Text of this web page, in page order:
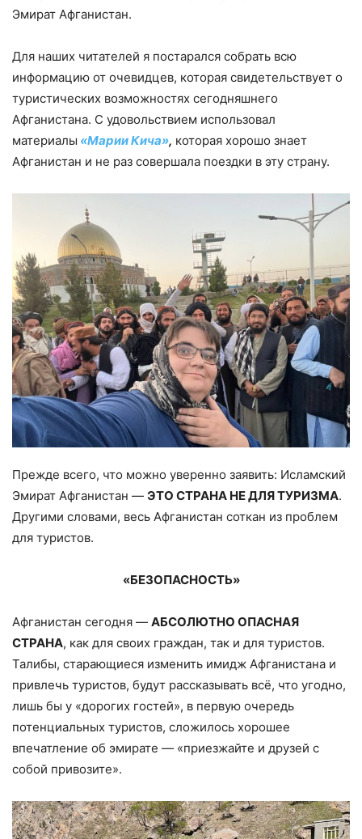
Эмират Афганистан.
Для наших читателей я постарался собрать всю
информацию от очевидцев, которая свидетельствует о
туристических возможностях сегодняшнего
Афганистана. С удовольствием использовал
материалы «Марии Кича», которая хорошо знает
Афганистан и не раз совершала поездки в эту страну.
Прежде всего, что можно уверенно заявить: Исламский
Эмират Афганистан — ЭТО СТРАНА НЕ ДЛЯ ТУРИЗМА.
Другими словами, весь Афганистан соткан из проблем
для туристов.
«БЕЗОПАСНОСТЬ»
Афганистан сегодня — АБСОЛЮТНО ОПАСНАЯ
СТРАНА, как для своих граждан, так и для туристов.
Талибы, старающиеся изменить имидж Афганистана и
привлечь туристов, будут рассказывать всё, что угодно,
лишь бы у «дорогих гостей», в первую очередь
потенциальных туристов, сложилось хорошее
впечатление об эмирате — «приезжайте и друзей с
собой привозите».